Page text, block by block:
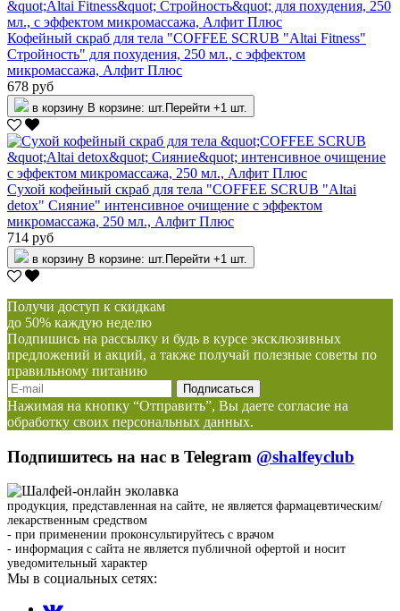
Кофейный скраб для тела "COFFEE SCRUB "Аltai Fitness"
Стройность" для похудения, 250 мл., с эффектом
микромассажа, Алфит Плюс
678 руб
в корзину В корзине: шт. Перейти +1 шт.
Сухой кофейный скраб для тела "COFFEE SCRUB "Altai
detox" Сияние" интенсивное очищение с эффектом
микромассажа, 250 мл., Алфит Плюс
714 руб
в корзину В корзине: шт. Перейти +1 шт.
Получи доступ к скидкам
до 50% каждую неделю
Подпишись на рассылку и будь в курсе эксклюзивных
предложений и акций, а также получай полезные советы по
правильному питанию
Нажимая на кнопку “Отправить”, Вы даете согласие на
обработку своих персональных данных.
Подпишитесь на нас в Telegram @shalfeyclub
продукция, представленная на сайте, не является фармацевтическим/
лекарственным средством
- при применении проконсультируйтесь с врачом
- информация с сайта не является публичной офертой и носит
уведомительный характер
Мы в социальных сетях: